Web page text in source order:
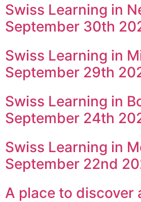
Swiss Learning in
September 30th
Swiss Learning in
September 29th
Swiss Learning in
September 24th
Swiss Learning in
September 22nd
A place to discover